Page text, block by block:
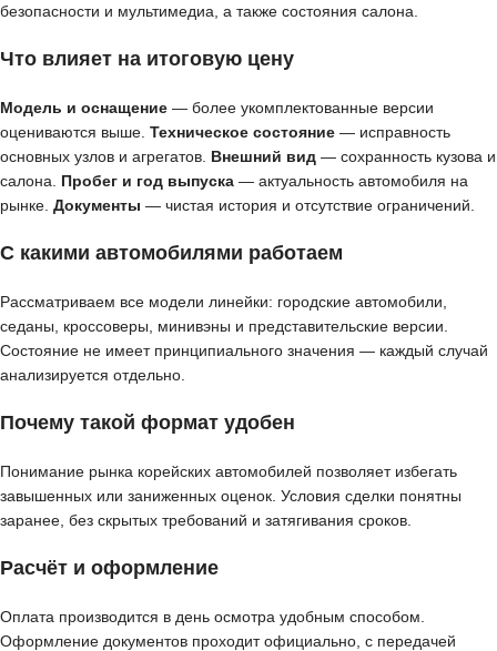
безопасности и мультимедиа, а также состояния салона.
Что влияет на итоговую цену
Модель и оснащение — более укомплектованные версии
оцениваются выше. Техническое состояние — исправность
основных узлов и агрегатов. Внешний вид — сохранность кузова и
салона. Пробег и год выпуска — актуальность автомобиля на
рынке. Документы — чистая история и отсутствие ограничений.
С какими автомобилями работаем
Рассматриваем все модели линейки: городские автомобили,
седаны, кроссоверы, минивэны и представительские версии.
Состояние не имеет принципиального значения — каждый случай
анализируется отдельно.
Почему такой формат удобен
Понимание рынка корейских автомобилей позволяет избегать
завышенных или заниженных оценок. Условия сделки понятны
заранее, без скрытых требований и затягивания сроков.
Расчёт и оформление
Оплата производится в день осмотра удобным способом.
Оформление документов проходит официально, с передачей